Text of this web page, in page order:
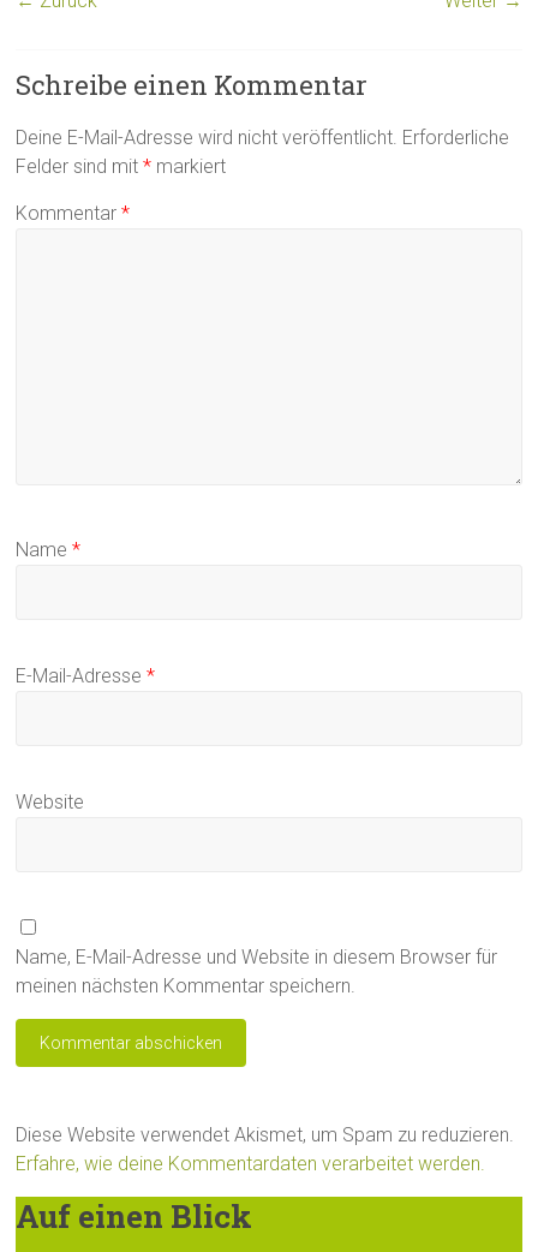
Schreibe einen Kommentar
Deine E-Mail-Adresse wird nicht veröffentlicht. Erforderliche
Felder sind mit* markiert
Kommentar*
Name*
E-Mail-Adresse*
Website
Name, E-Mail-Adresse und Website in diesem Browser für
meinen nächsten Kommentar speichern.
Diese Website verwendet Akismet, um Spam zu reduzieren.
Erfahre, wie deine Kommentardaten verarbeitet werden.
Auf einen Blick